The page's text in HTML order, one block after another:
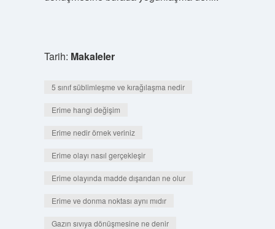
Tarih: Makaleler
5 sınıf süblimleşme ve kırağılaşma nedir
Erime hangi değişim
Erime nedir örnek veriniz
Erime olayı nasıl gerçekleşir
Erime olayında madde dışarıdan ne olur
Erime ve donma noktası aynı mıdır
Gazın sıvıya dönüşmesine ne denir